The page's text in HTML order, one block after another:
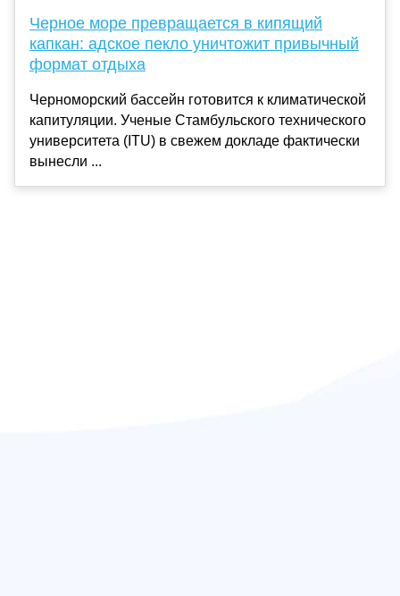
Черное море превращается в кипящий
капкан: адское пекло уничтожит привычный
формат отдыха
Черноморский бассейн готовится к климатической
капитуляции. Ученые Стамбульского технического
университета (ITU) в свежем докладе фактически
вынесли ...